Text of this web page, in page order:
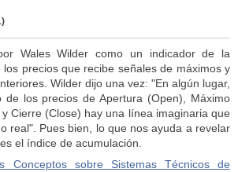
Wales Wilder como un indicador de la
precios que recibe señales de máximos y
Wilder dijo una vez: "En algún lugar,
de los precios de Apertura (Open), Máximo
Cierre (Close) hay una línea imaginaria que
real". Pues bien, lo que nos ayuda a revelar
el índice de acumulación.
Conceptos sobre Sistemas Técnicos de